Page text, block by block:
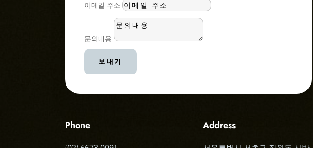
이메일 주소
문의내용
보내기
Phone Address